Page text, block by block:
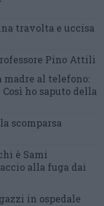
travolta e uccisa
Pino Attili
al telefono:
Così ho saputo della
scomparsa
è Sami
alla fuga dai
in ospedale